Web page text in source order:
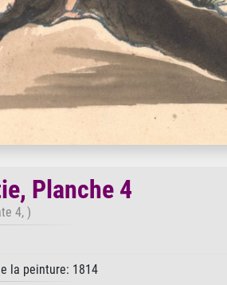
Planche 4
4, )
la peinture: 1814